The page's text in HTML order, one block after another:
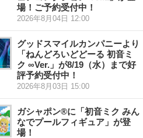
場！ご予約受付中！
2026年8月04日 12:00
グッドスマイルカンパニーより
「ねんどろいどどーる 初音ミ
ク ∞Ver.」が8/19（水）まで好
評予約受付中！
2026年8月03日 15:00
ガシャポン®に「初音ミク みん
なでプールフィギュア」が登
場！